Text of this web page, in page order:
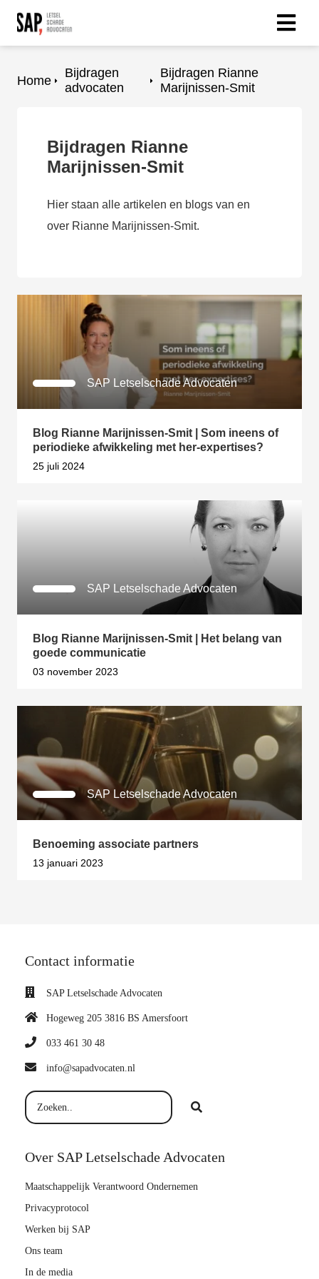
Bijdragen Rianne
Marijnissen-Smit
Bijdragen
advocaten
Home
Bijdragen Rianne
Marijnissen-Smit
Hier staan alle artikelen en blogs van en
over Rianne Marijnissen-Smit.
SAP Letselschade Advocaten
Blog Rianne Marijnissen-Smit | Som ineens of
periodieke afwikkeling met her-expertises?
25 juli 2024
SAP Letselschade Advocaten
Blog Rianne Marijnissen-Smit | Het belang van
goede communicatie
03 november 2023
SAP Letselschade Advocaten
Benoeming associate partners
13 januari 2023
Contact informatie
SAP Letselschade Advocaten
Hogeweg 205 3816 BS Amersfoort
033 461 30 48
info@sapadvocaten.nl
Over SAP Letselschade Advocaten
Maatschappelijk Verantwoord Ondernemen
Privacyprotocol
Werken bij SAP
Ons team
In de media